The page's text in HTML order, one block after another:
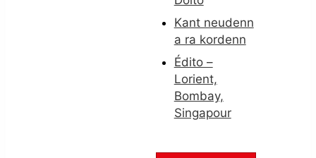
Kant neudenn
a ra kordenn
Édito –
Lorient,
Bombay,
Singapour